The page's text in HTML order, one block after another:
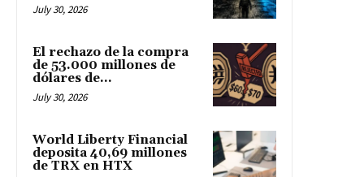
July 30, 2026
El rechazo de la compra
de 53.000 millones de
dólares de...
July 30, 2026
World Liberty Financial
deposita 40,69 millones
de TRX en HTX